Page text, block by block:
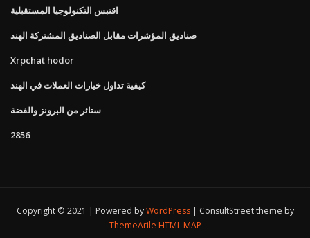
اقتبس التكنولوجيا المستقبلية
صناديق المؤشرات مقابل الصناديق المشتركة الهند
Xrpchat hodor
كيفية تداول خيارات العملات في الهند
ستائر من البرونز والفضة
2856
Copyright © 2021 | Powered byWordPress
ConsultStreet theme by
ThemeArile HTML MAP